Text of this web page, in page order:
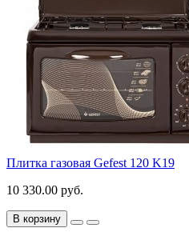
Плитка газовая Gefest 120 K19
10 330.00 руб.
В корзину